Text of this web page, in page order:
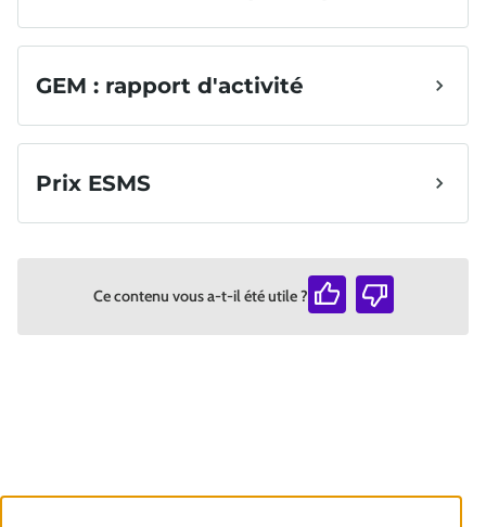
Ce contenu vous a-t-il été utile ?